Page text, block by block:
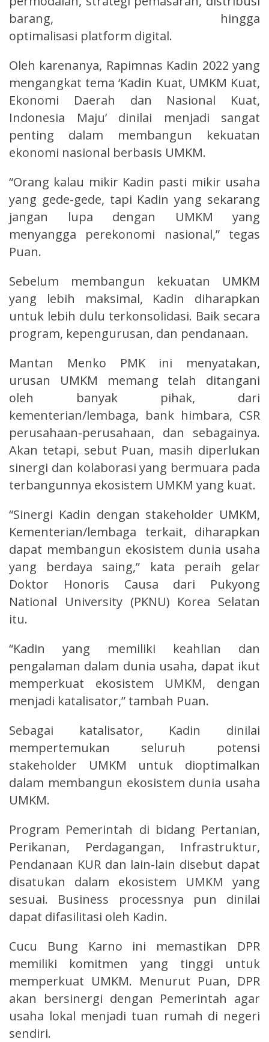
barang, hingga
optimalisasi platform digital.
Oleh karenanya, Rapimnas Kadin 2022 yang
mengangkat tema ‘Kadin Kuat, UMKM Kuat,
Ekonomi Daerah dan Nasional Kuat,
Indonesia Maju’ dinilai menjadi sangat
penting dalam membangun kekuatan
ekonomi nasional berbasis UMKM.
“Orang kalau mikir Kadin pasti mikir usaha
yang gede-gede, tapi Kadin yang sekarang
jangan lupa dengan UMKM yang
menyangga perekonomi nasional,” tegas
Puan.
Sebelum membangun kekuatan UMKM
yang lebih maksimal, Kadin diharapkan
untuk lebih dulu terkonsolidasi. Baik secara
program, kepengurusan, dan pendanaan.
Mantan Menko PMK ini menyatakan,
urusan UMKM memang telah ditangani
oleh banyak pihak, dari
kementerian/lembaga, bank himbara, CSR
perusahaan-perusahaan, dan sebagainya.
Akan tetapi, sebut Puan, masih diperlukan
sinergi dan kolaborasi yang bermuara pada
terbangunnya ekosistem UMKM yang kuat.
“Sinergi Kadin dengan stakeholder UMKM,
Kementerian/lembaga terkait, diharapkan
dapat membangun ekosistem dunia usaha
yang berdaya saing,” kata peraih gelar
Doktor Honoris Causa dari Pukyong
National University (PKNU) Korea Selatan
itu.
“Kadin yang memiliki keahlian dan
pengalaman dalam dunia usaha, dapat ikut
memperkuat ekosistem UMKM, dengan
menjadi katalisator,” tambah Puan.
Sebagai katalisator, Kadin dinilai
mempertemukan seluruh potensi
stakeholder UMKM untuk dioptimalkan
dalam membangun ekosistem dunia usaha
UMKM.
Program Pemerintah di bidang Pertanian,
Perikanan, Perdagangan, Infrastruktur,
Pendanaan KUR dan lain-lain disebut dapat
disatukan dalam ekosistem UMKM yang
sesuai. Business processnya pun dinilai
dapat difasilitasi oleh Kadin.
Cucu Bung Karno ini memastikan DPR
memiliki komitmen yang tinggi untuk
memperkuat UMKM. Menurut Puan, DPR
akan bersinergi dengan Pemerintah agar
usaha lokal menjadi tuan rumah di negeri
sendiri.